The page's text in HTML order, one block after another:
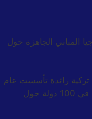
المباني الجاهزة حول
تركية رائدة تأسست عام
1986 ومنذ ذلك الحين نفذت المشاريع في 100 دولة حول